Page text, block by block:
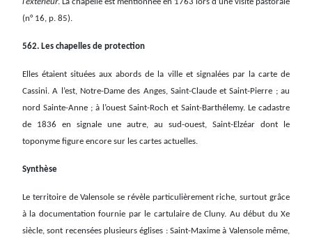
l’extérieur. La chapelle est mentionnée en 1763 lors d’une visite pastorale
(n° 16, p. 85).
562. Les chapelles de protection
Elles étaient situées aux abords de la ville et signalées par la carte de
Cassini. A l’est, Notre-Dame des Anges, Saint-Claude et Saint-Pierre ; au
nord Sainte-Anne ; à l’ouest Saint-Roch et Saint-Barthélemy. Le cadastre
de 1836 en signale une autre, au sud-ouest, Saint-Elzéar dont le
toponyme figure encore sur les cartes actuelles.
Synthèse
Le territoire de Valensole se révèle particulièrement riche, surtout grâce
à la documentation fournie par le cartulaire de Cluny. Au début du Xe
siècle, sont recensées plusieurs églises : Saint-Maxime à Valensole même,